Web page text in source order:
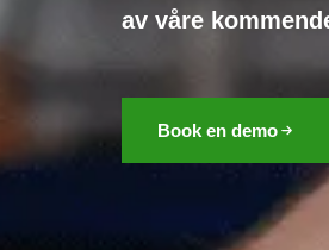
av våre
Book en demo